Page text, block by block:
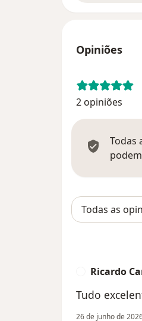
Opiniões
2 opiniões
Todas
Ricardo
Tudo
26 de junho de